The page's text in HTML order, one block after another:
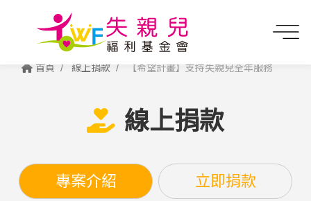
首頁 線上捐款 【希望計畫】支持失親兒全年服務
線上捐款
專案介紹 立即捐款